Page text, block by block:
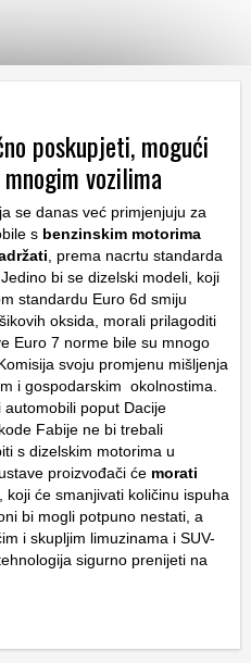
poskupjeti, mogući
vozilima
se danas već primjenjuju za
s benzinskim motorima
, prema nacrtu standarda
bi se dizelski modeli, koji
standardu Euro 6d smiju
oksida, morali prilagoditi
Euro 7 norme bile su mnogo
svoju promjenu mišljenja
i gospodarskim okolnostima.
poput Dacije
Fabije ne bi trebali
s dizelskim motorima u
proizvođači će morati
, koji će smanjivati količinu ispuha
bi mogli potpuno nestati, a
i skupljim limuzinama i SUV-
sigurno prenijeti na